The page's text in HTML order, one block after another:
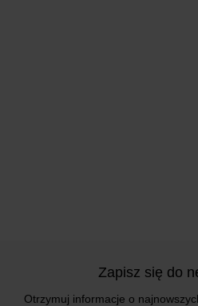
Zapisz się do
Otrzymuj informacje o